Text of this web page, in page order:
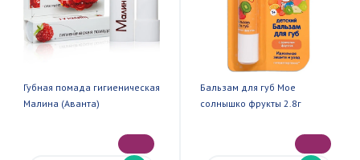
Губная помада гигиеническая
Малина (Аванта)
Бальзам для губ Мое
солнышко фрукты 2.8г